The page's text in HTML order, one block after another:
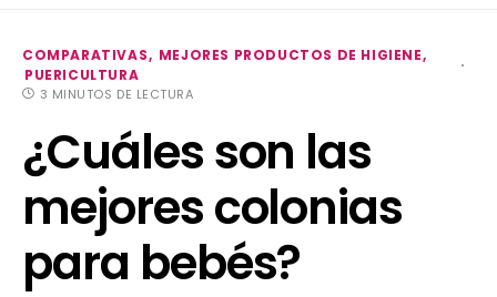
COMPARATIVAS
MEJORES PRODUCTOS DE HIGIENE
PUERICULTURA
3 MINUTOS DE LECTURA
¿Cuáles son las
mejores colonias
para bebés?